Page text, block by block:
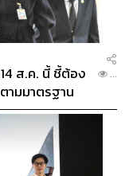
ส.ค. นี้ ชี้ต้อง
ามมาตรฐาน
...